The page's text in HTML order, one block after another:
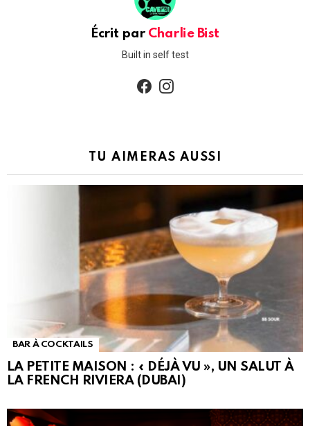
Écrit par Charlie Bist
Built in self test
facebookinstagram
TU AIMERAS AUSSI
BAR À COCKTAILS
LA PETITE MAISON : « DÉJÀ VU », UN SALUT À
LA FRENCH RIVIERA (DUBAI)